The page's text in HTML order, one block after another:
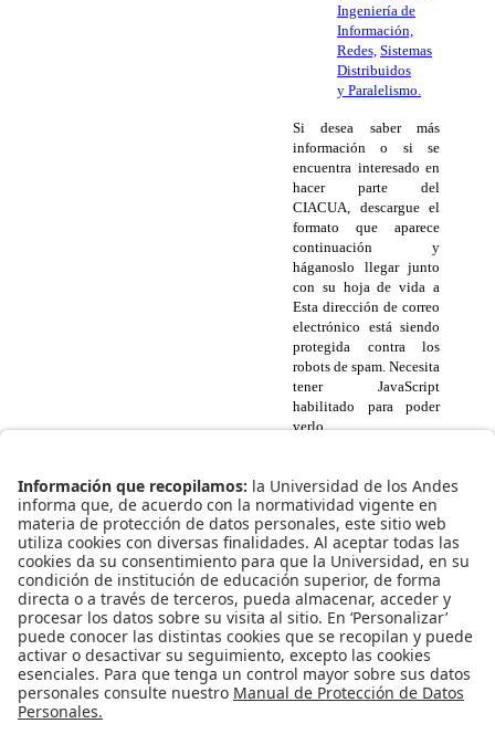
Ingeniería de
Información,
Redes, Sistemas
Distribuidos
y Paralelismo.
Si desea saber más
información o si se
encuentra interesado en
hacer parte del
CIACUA, descargue el
formato que aparece
continuación y
háganoslo llegar junto
con su hoja de vida a
Esta dirección de correo
electrónico está siendo
protegida contra los
robots de spam. Necesita
tener JavaScript
habilitado para poder
verlo.
Formato de
Monitoria aquí
Descargue el
Formato de Hoja de
Vida aquí